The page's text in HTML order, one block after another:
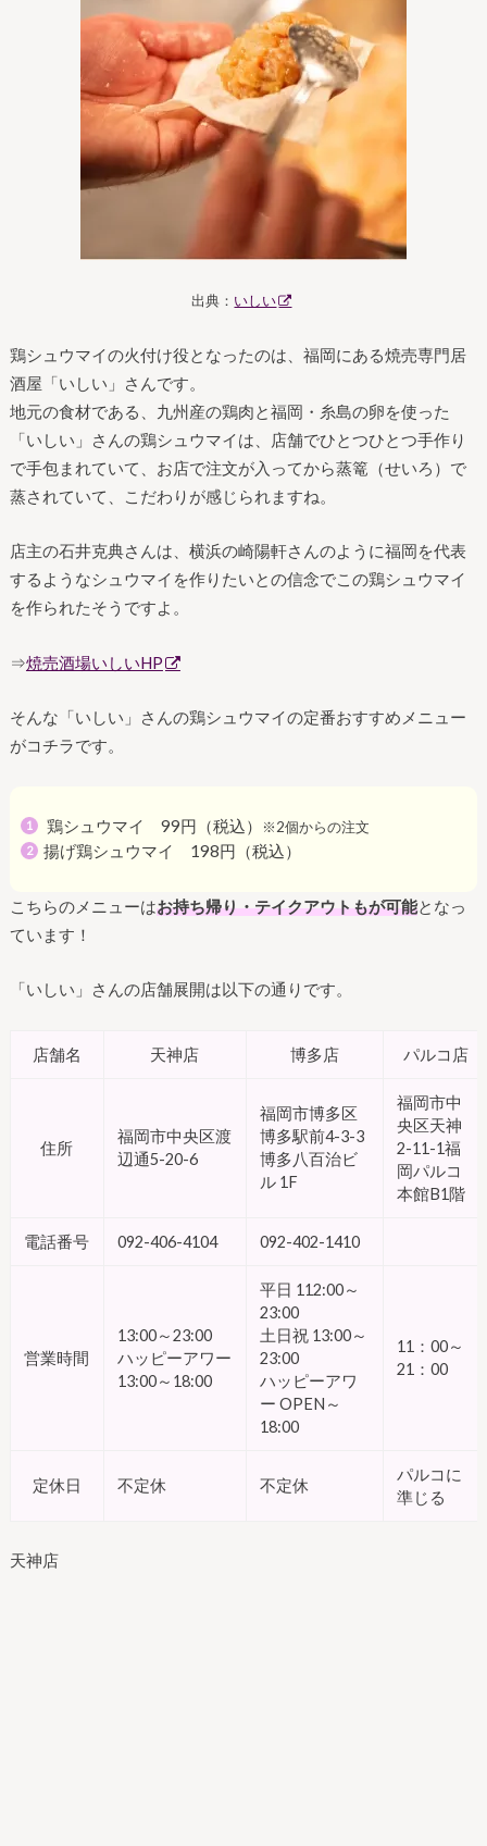
出典： いしい
鶏シュウマイの火付け役となったのは、福岡にある焼売専門居
酒屋「いしい」さんです。
地元の食材である、九州産の鶏肉と福岡・糸島の卵を使った
「いしい」さんの鶏シュウマイは、店舗でひとつひとつ手作り
で手包まれていて、お店で注文が入ってから蒸篭（せいろ）で
蒸されていて、こだわりが感じられますね。
店主の石井克典さんは、横浜の崎陽軒さんのように福岡を代表
するようなシュウマイを作りたいとの信念でこの鶏シュウマイ
を作られたそうですよ。
⇒焼売酒場いしいHP
そんな「いしい」さんの鶏シュウマイの定番おすすめメニュー
がコチラです。
鶏シュウマイ 99円（税込） ※2個からの注文
揚げ鶏シュウマイ 198円（税込）
こちらのメニューはお持ち帰り・テイクアウトもが可能となっ
ています！
「いしい」さんの店舗展開は以下の通りです。
店舗名 天神店 博多店 パルコ店
住所
福岡市中央区渡
辺通5-20-6
福岡市博多区
博多駅前4-3-3
博多八百治ビ
ル 1F
福岡市中
央区天神
2-11-1福
岡パルコ
本館B1階
電話番号 092-406-4104 092-402-1410
営業時間
13:00～23:00
ハッピーアワー
13:00～18:00
平日 112:00～
23:00
土日祝 13:00～
23:00
ハッピーアワ
ー OPEN～
18:00
11：00～
21：00
定休日 不定休 不定休
パルコに
準じる
天神店